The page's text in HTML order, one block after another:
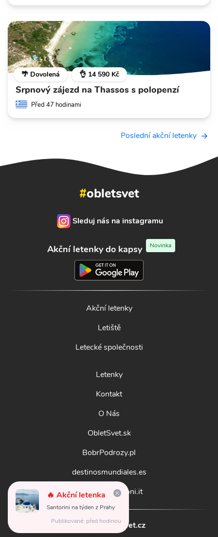
🌴 Dovolená 👌 14 590 Kč
Srpnový zájezd na Thassos s polopenzí
Před 47 hodinami
Poslední akční letenky
🔥 Akční letenka
Santorini na týden z Prahy
Publikované: před hodinou
#obletsvet
Sleduj nás na instagramu
Akční letenky do kapsy Novinka
Akční letenky
Letiště
Letecké společnosti
Letenky
Kontakt
O Nás
ObletSvet.sk
BobrPodrozy.pl
destinosmundiales.es
guidadestinazioni.it
© 2026 obletsvet.cz